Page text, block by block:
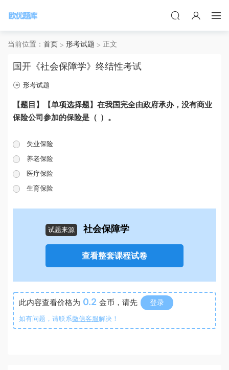
当前位置： 首页 形考试题 正文
国开《社会保障学》终结性考试
形考试题
【题目】【单项选择题】在我国完全由政府承办，没有商业
保险公司参加的保险是（ ）。
失业保险
养老保险
医疗保险
生育保险
试题来源 社会保障学
查看整套课程试卷
此内容查看价格为 0.2 金币，请先 登录
如有问题，请联系微信客服解决！